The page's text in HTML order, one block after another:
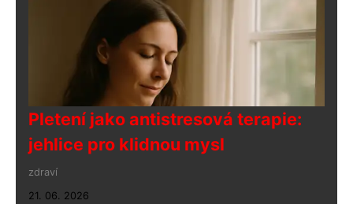
Pletení jako antistresová terapie:
jehlice pro klidnou mysl
zdraví
21. 06. 2026